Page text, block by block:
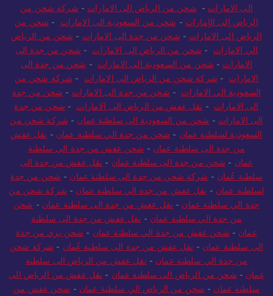
الى الامارات - شحن من الرياض الى الامارات - شركة شحن من
الرياض إلى الإمارات - شحن من السعودية الى الامارات - شحن من
الرياض الى الامارات - شحن من جدة الى الامارات - شحن من الرياض
الي الامارات - شحن من الرياض الى الامارات - شحن من جدة الى
الامارات - شحن من السعودية الى الامارات - شحن من جدة الى
الامارات - شركة شحن من الرياض الي الامارات - شركة شحن من
السعودية الي الامارات - شحن من جدة الى الامارات - شحن من جدة
الى الامارات - نقل عفش من الرياض الى الامارات - شحن من جدة
الى الامارات - شحن من السعودية الى سلطنة عمان - شركة شحن من
السعودية لسلطنة عمان - شحن من جدة الي سلطنة عمان - نقل عفش
من جدة الى سلطنة عمان - شحن عفش من جدة الى سلطنة
عمان - شحن من جدة الى سلطنة عمان - نقل عفش من جدة الى
سلطنة عُمان - شركة شحن من جدة الى سلطنة عمان - شحن من جدة
لسلطنة عمان - نقل عفش من جدة الي سلطنة عمان - شركة شحن من
جدة الي سلطنة عمان - نقل عفش من جدة الى سلطنة عمان - شحن
من جدة الي سلطنة عمان - نقل عفش من جدة الى سلطنة
عمان - شحن عفش من جدة الي سلطنة عمان - شحن بري من جدة
الى سلطنة عمان - نقل عفش من جدة الى سلطنة عُمان - شركة شحن
من جدة الي سلطنة عمان - نقل عفش من الرياض الى سلطنة
عمان - شحن من الرياض الى سلطنة عمان - نقل عفش من الرياض الى
سلطنة عمان - شحن من الرياض الي سلطنة عمان - شحن عفش من